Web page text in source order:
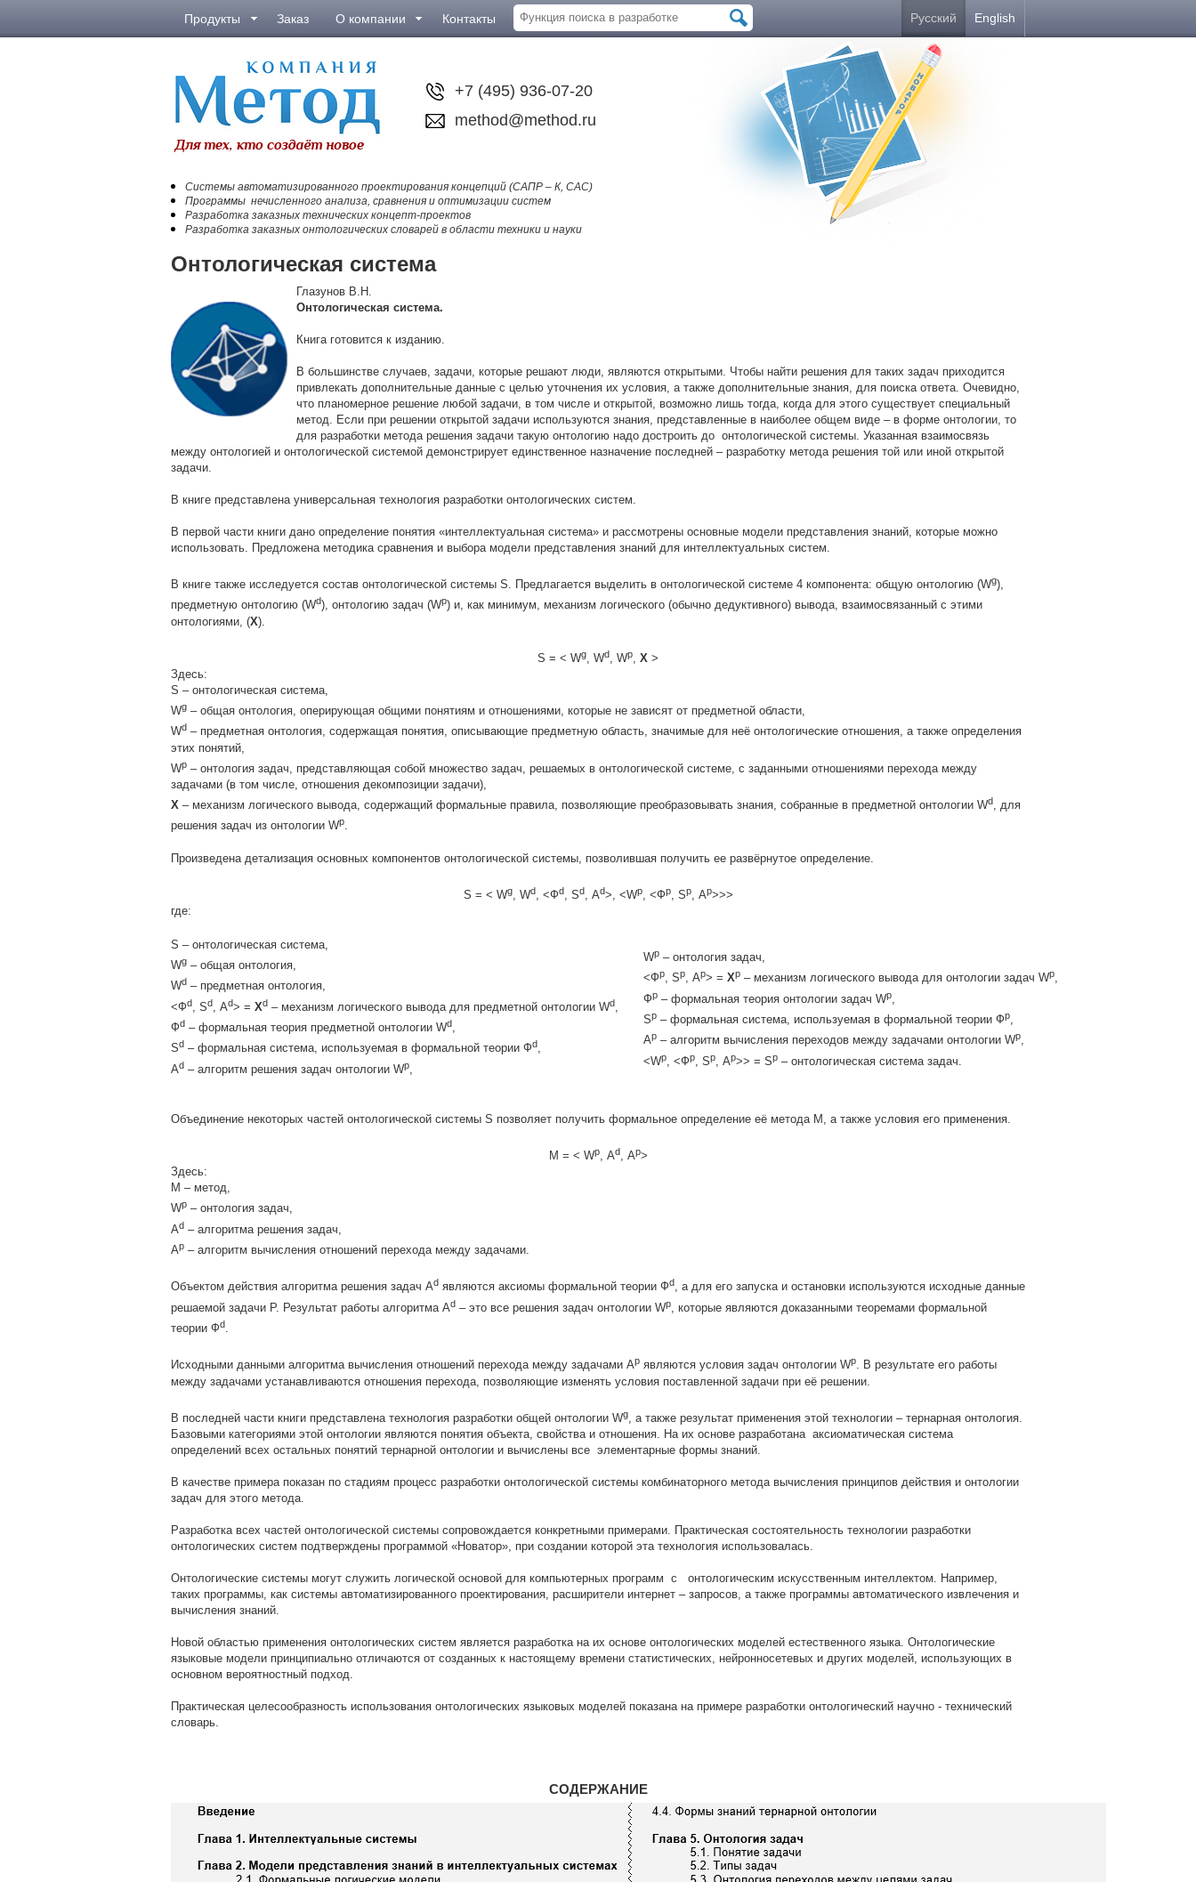
Продукты Заказ О компании Контакты Русский English
+7 (495) 936-07-20
method@method.ru
Системы автоматизированного проектирования концепций (САПР – К, CAC)
Программы нечисленного анализа, сравнения и оптимизации систем
Разработка заказных технических концепт-проектов
Разработка заказных онтологических словарей в области техники и науки
Онтологическая система
Глазунов В.Н.
Онтологическая система.
Книга готовится к изданию.
В большинстве случаев, задачи, которые решают люди, являются открытыми. Чтобы найти решения для таких задач приходится
привлекать дополнительные данные с целью уточнения их условия, а также дополнительные знания, для поиска ответа. Очевидно,
что планомерное решение любой задачи, в том числе и открытой, возможно лишь тогда, когда для этого существует специальный
метод. Если при решении открытой задачи используются знания, представленные в наиболее общем виде – в форме онтологии, то
для разработки метода решения задачи такую онтологию надо достроить до онтологической системы. Указанная взаимосвязь
между онтологией и онтологической системой демонстрирует единственное назначение последней – разработку метода решения той или иной открытой
задачи.
В книге представлена универсальная технология разработки онтологических систем.
В первой части книги дано определение понятия «интеллектуальная система» и рассмотрены основные модели представления знаний, которые можно
использовать. Предложена методика сравнения и выбора модели представления знаний для интеллектуальных систем.
В книге также исследуется состав онтологической системы S. Предлагается выделить в онтологической системе 4 компонента: общую онтологию (Wg),
предметную онтологию (Wd), онтологию задач (Wр) и, как минимум, механизм логического (обычно дедуктивного) вывода, взаимосвязанный с этими
онтологиями, (X).
S = < Wg , Wd , Wр X >
Здесь:
S – онтологическая система,
Wg – общая онтология, оперирующая общими понятиям и отношениями, которые не зависят от предметной области,
Wd – предметная онтология, содержащая понятия, описывающие предметную область, значимые для неё онтологические отношения, а также определения
этих понятий,
Wр – онтология задач, представляющая собой множество задач, решаемых в онтологической системе, с заданными отношениями перехода между
задачами (в том числе, отношения декомпозиции задачи),
X – механизм логического вывода, содержащий формальные правила, позволяющие преобразовывать знания, собранные в предметной онтологии Wd, для
решения задач из онтологии Wр.
Произведена детализация основных компонентов онтологической системы, позволившая получить ее развёрнутое определение.
S = < Wg, Wd, <Фd, Sd, Аd>, <Wр, <Фр, Sр, Ар>>>
где:
S – онтологическая система,
Wg – общая онтология,
Wd – предметная онтология,
<Фd , Sd , Аd> = Xd – механизм логического вывода для предметной онтологии Wd
Фd – формальная теория предметной онтологии Wd,
Sd – формальная система, используемая в формальной теории Фd,
Аd – алгоритм решения задач онтологии Wр
Wр – онтология задач,
<Фр, Sр, Ар> = Xр – механизм логического вывода для онтологии задач Wр,
Фр – формальная теория онтологии задач Wр
Sр – формальная система, используемая в формальной теории Фр,
Ар – алгоритм вычисления переходов между задачами онтологии Wр,
<Wр , <Фр , Sр , Ар>> = Sр – онтологическая система задач.
Объединение некоторых частей онтологической системы S позволяет получить формальное определение её метода M, а также условия его применения.
M = < Wр, Аd, Ар>
Здесь:
M – метод,
Wр – онтология задач,
Аd – алгоритма решения задач,
Ар – алгоритм вычисления отношений перехода между задачами.
Объектом действия алгоритма решения задач Аd являются аксиомы формальной теории Фd, а для его запуска и остановки используются исходные данные
решаемой задачи Р. Результат работы алгоритма Аd – это все решения задач онтологии Wр
, которые являются доказанными теоремами формальной
теории Фd.
Исходными данными алгоритма вычисления отношений перехода между задачами Аp являются условия задач онтологии Wр. В результате его работы
между задачами устанавливаются отношения перехода, позволяющие изменять условия поставленной задачи при её решении.
В последней части книги представлена технология разработки общей онтологии Wg
, а также результат применения этой технологии – тернарная онтология.
Базовыми категориями этой онтологии являются понятия объекта, свойства и отношения. На их основе разработана аксиоматическая система
определений всех остальных понятий тернарной онтологии и вычислены все элементарные формы знаний.
В качестве примера показан по стадиям процесс разработки онтологической системы комбинаторного метода вычисления принципов действия и онтологии
задач для этого метода.
Разработка всех частей онтологической системы сопровождается конкретными примерами. Практическая состоятельность технологии разработки
онтологических систем подтверждены программой «Новатор», при создании которой эта технология использовалась.
Онтологические системы могут служить логической основой для компьютерных программ с онтологическим искусственным интеллектом. Например,
таких программы, как системы автоматизированного проектирования, расширители интернет – запросов, а также программы автоматического извлечения и
вычисления знаний.
Новой областью применения онтологических систем является разработка на их основе онтологических моделей естественного языка. Онтологические
языковые модели принципиально отличаются от созданных к настоящему времени статистических, нейронносетевых и других моделей, использующих в
основном вероятностный подход.
Практическая целесообразность использования онтологических языковых моделей показана на примере разработки онтологический научно - технический
словарь.
СОДЕРЖАНИЕ